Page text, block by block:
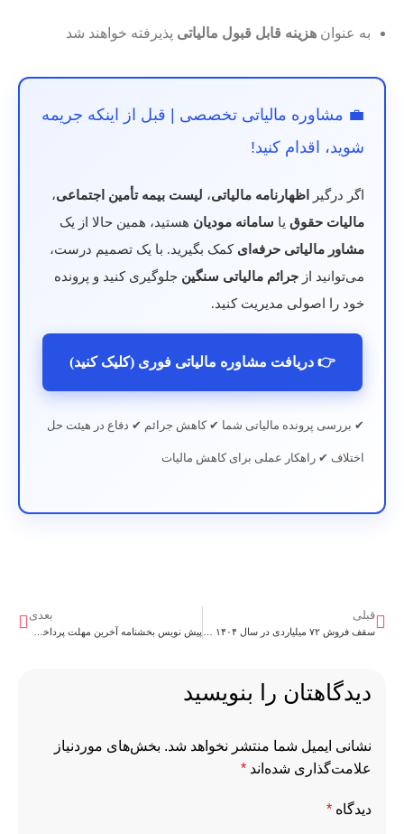
به عنوان هزینه قابل قبول مالیاتی پذیرفته خواهند شد
💼 مشاوره مالیاتی تخصصی | قبل از اینکه جریمه
شوید، اقدام کنید!
اگر درگیر اظهارنامه مالیاتی، لیست بیمه تأمین اجتماعی،
مالیات حقوقیا سامانه مودیان هستید، همین حالا از یک
مشاور مالیاتی حرفه‌ای کمک بگیرید. با یک تصمیم درست،
می‌توانید از جرائم مالیاتی سنگین جلوگیری کنید و پرونده
خود را اصولی مدیریت کنید.
👉 دریافت مشاوره مالیاتی فوری (کلیک کنید)
✔ بررسی پرونده مالیاتی شما ✔ کاهش جرائم ✔ دفاع در هیئت حل
اختلاف ✔ راهکار عملی برای کاهش مالیات
قبلی بعدی
دیدگاهتان را بنویسید
نشانی ایمیل شما منتشر نخواهد شد. بخش‌های موردنیاز
علامت‌گذاری شده‌اند *
دیدگاه *